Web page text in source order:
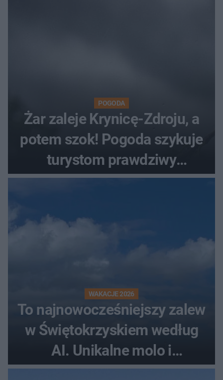
POGODA
Żar zaleje Krynicę-Zdroju, a
potem szok! Pogoda szykuje
turystom prawdziwy
rollercoaster
WAKACJE 2026
To najnowocześniejszy zalew
w Świętokrzyskiem według
AI. Unikalne molo i
promenada